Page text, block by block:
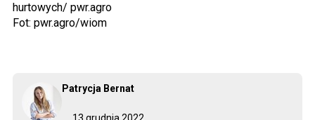
Patrycja Bernat
hurtowych/ pwr.agro
Fot: pwr.agro/wiom